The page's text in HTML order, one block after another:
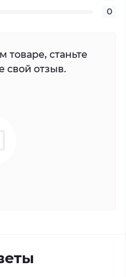
0
товаре, станьте
свой отзыв.